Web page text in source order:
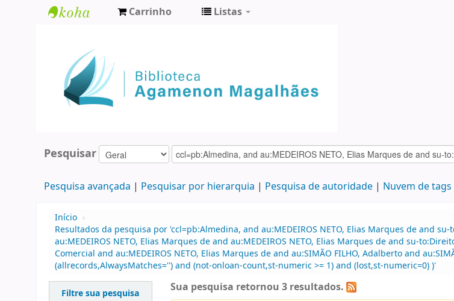
Agamenon
Magalhães
Carrinho Listas
Pesquisar
Pesquisa avançada Pesquisar por hierarquia Pesquisa de autoridade Nuvem de tags
Início ›
Resultados da pesquisa por 'ccl=pb:Almedina, and au:MEDEIROS NETO, Elias Marques de and
au:MEDEIROS NETO, Elias Marques de and au:MEDEIROS NETO, Elias Marques de and su-
Comercial and au:MEDEIROS NETO, Elias Marques de and au:SIMÃO FILHO, Adalberto and
(allrecords,AlwaysMatches='') and (not-onloan-count,st-numeric >= 1) and (lost,st-numeric=0) )'
Filtre sua pesquisa
Sua pesquisa retornou 3 resultados.